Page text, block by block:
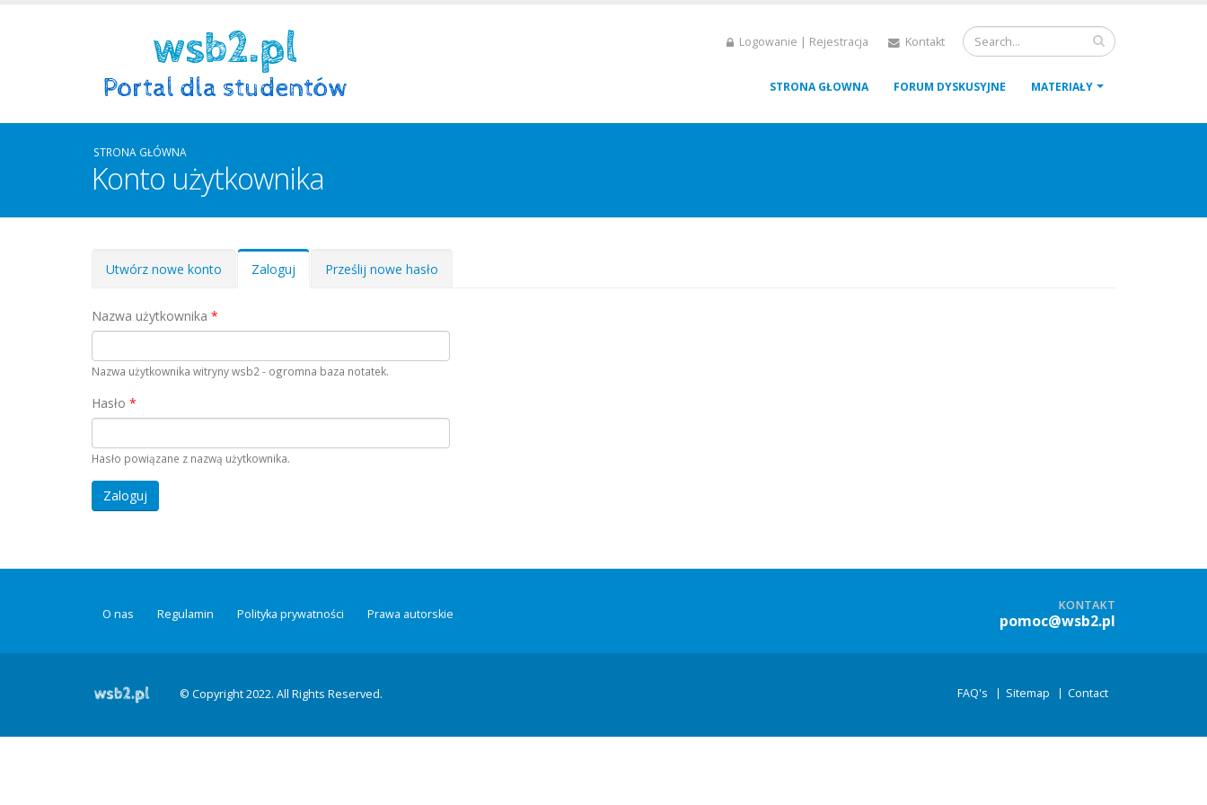
Logowanie | Rejestracja Kontakt
STRONA GŁOWNA FORUM DYSKUSYJNE MATERIAŁY
STRONA GŁÓWNA
Konto użytkownika
Zakładki podstawowe
Utwórz nowe konto Zaloguj (aktywnaPrześlij nowe hasło
Nazwa użytkownika *
Nazwa użytkownika witryny wsb2 - ogromna baza notatek.
Hasło *
Hasło powiązane z nazwą użytkownika.
O nas Regulamin Polityka prywatności Prawa autorskie
KONTAKT
pomoc@wsb2.pl
© Copyright 2022. All Rights Reserved. FAQ's Sitemap Contact